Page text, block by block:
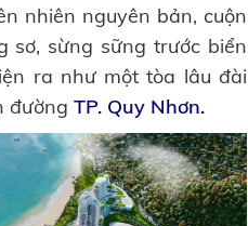
nhiên nguyên bản, cuộn
sơ, sừng sững trước biển
ra như một tòa lâu đài
đường TP. Quy Nhơn.